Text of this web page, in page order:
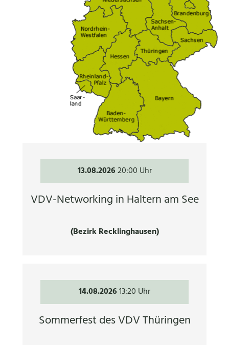
13.08.202620:00 Uhr
VDV-Networking in Haltern am See
(Bezirk Recklinghausen)
14.08.202613:20 Uhr
Sommerfest des VDV Thüringen